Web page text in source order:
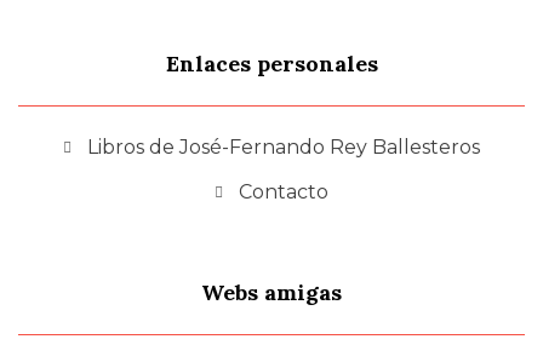
Enlaces personales
Libros de José-Fernando Rey Ballesteros
Contacto
Webs amigas